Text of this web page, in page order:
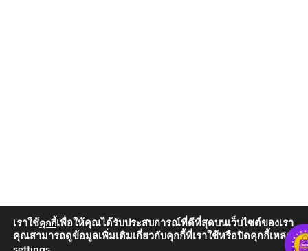
เราใช้คุกกี้เพื่อให้คุณได้รับประสบการณ์ที่ดีที่สุดบนเว็บไซต์ของเรา
คุณสามารถดูข้อมูลเพิ่มเติมเกี่ยวกับคุกกี้ที่เราใช้หรือปิดคุกกี้เหล่านั้น